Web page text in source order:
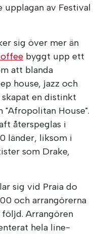
upplagan av Festival
sig över mer än
byggt upp ett
att blanda
house, jazz och
en distinkt
"Afropolitan House".
återspeglas i
länder, liksom i
som Drake,
sig vid Praia do
och arrangörerna
Arrangören
hela line-